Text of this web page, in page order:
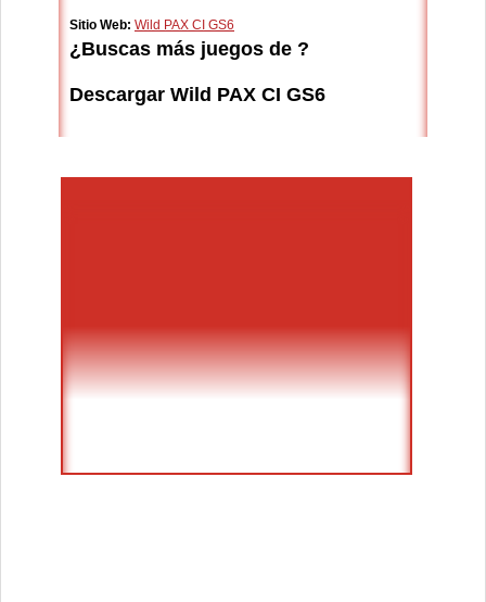
Sitio Web: Wild PAX CI GS6
¿Buscas más juegos de ?
Descargar Wild PAX CI GS6